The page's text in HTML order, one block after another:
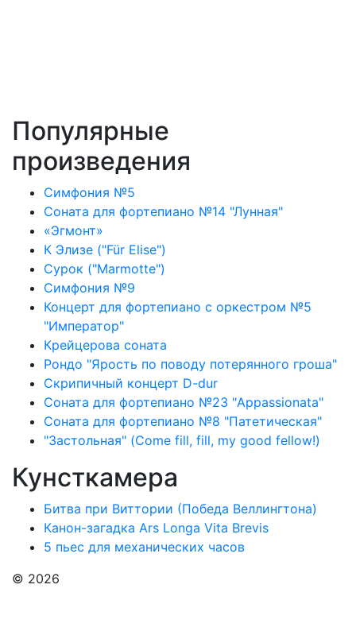
Популярные
произведения
Симфония №5
Соната для фортепиано №14 "Лунная"
«Эгмонт»
К Элизе ("Für Elise")
Сурок ("Marmotte")
Симфония №9
Концерт для фортепиано с оркестром №5
"Император"
Крейцерова соната
Рондо "Ярость по поводу потерянного гроша"
Скрипичный концерт D-dur
Соната для фортепиано №23 "Appassionata"
Соната для фортепиано №8 "Патетическая"
"Застольная" (Come fill, fill, my good fellow!)
Кунсткамера
Битва при Виттории (Победа Веллингтона)
Канон-загадка Ars Longa Vita Brevis
5 пьес для механических часов
© 2026